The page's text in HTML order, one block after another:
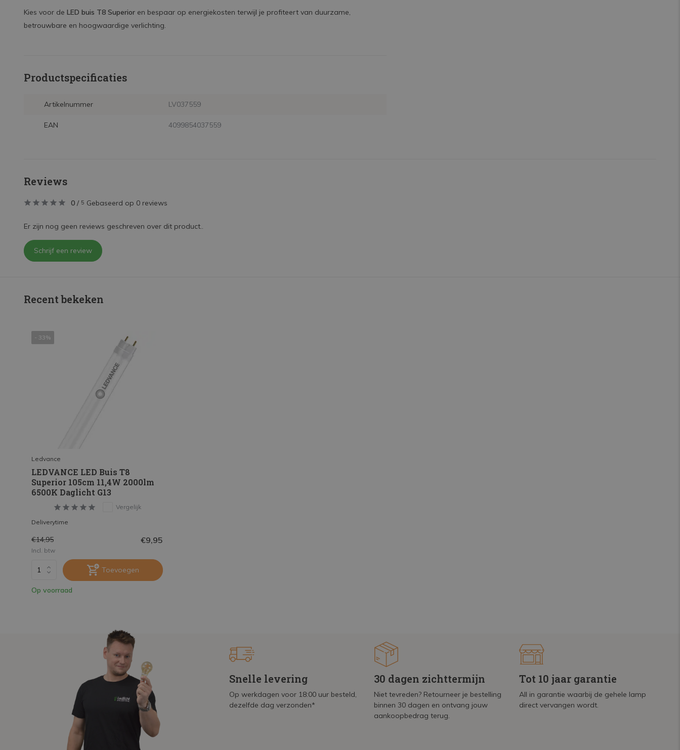
Kies voor de LED buis T8 Superior en bespaar op energiekosten terwijl je profiteert van duurzame,
betrouwbare en hoogwaardige verlichting.
Productspecificaties
Artikelnummer LV037559
EAN 4099854037559
Reviews
0 / 5 Gebaseerd op 0 reviews
Er zijn nog geen reviews geschreven over dit product..
Schrijf een review
Recent bekeken
- 33%
Ledvance
LEDVANCE LED Buis T8
Superior 105cm 11,4W 2000lm
6500K Daglicht G13
Vergelijk
Deliverytime
€14,95 €9,95
Incl. btw
Toevoegen
Op voorraad
Snelle levering
Op werkdagen voor 18:00 uur besteld,
dezelfde dag verzonden*
30 dagen zichttermijn
Niet tevreden? Retourneer je bestelling
binnen 30 dagen en ontvang jouw
aankoopbedrag terug.
Tot 10 jaar garantie
All in garantie waarbij de gehele lamp
direct vervangen wordt.